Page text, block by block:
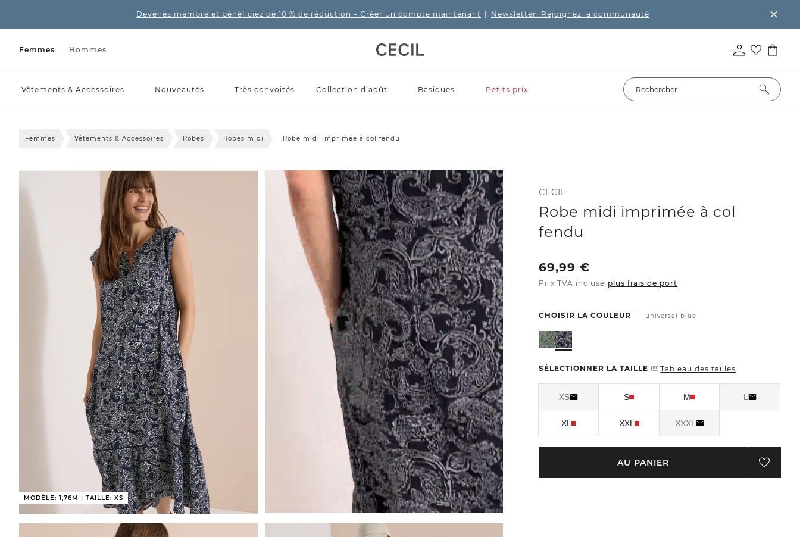
Devenez membre et bénéficiez de 10 % de réduction – Créer un compte maintenant Newsletter: Rejoignez la communauté
Femmes Hommes
Vêtements & Accessoires Nouveautés Très convoités Collection d’août Basiques Petits prix
Femmes Vêtements & Accessoires Robes Robes midi Robe midi imprimée à col fendu
MODÈLE: 1,76M | TAILLE: XS
CECIL
Robe midi imprimée à col
fendu
69,99€
Prix TVA incluse plus frais de port
CHOISIR LA COULEUR | universal blue
SÉLECTIONNER LA TAILLE| Tableau des tailles
XS S M L
XL XXL XXXL
AU PANIER